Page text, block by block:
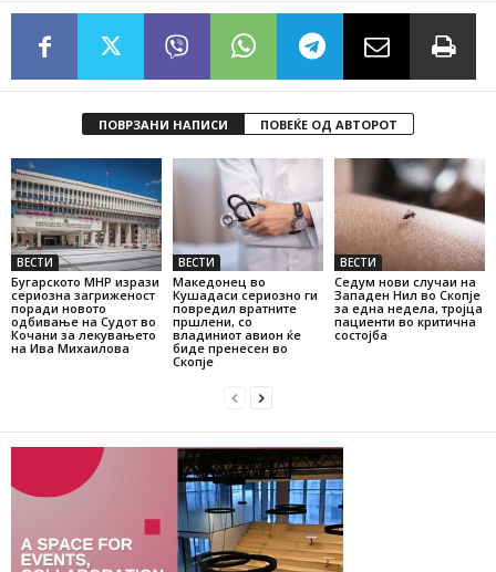
ПОВРЗАНИ НАПИСИ ПОВЕЌЕ ОД АВТОРОТ
ВЕСТИ
Бугарското МНР изрази
сериозна загриженост
поради новото
одбивање на Судот во
Кочани за лекувањето
на Ива Михаилова
ВЕСТИ
Македонец во
Кушадаси сериозно ги
повредил вратните
пршлени, со
владиниот авион ќе
биде пренесен во
Скопје
ВЕСТИ
Седум нови случаи на
Западен Нил во Скопје
за една недела, тројца
пациенти во критична
состојба